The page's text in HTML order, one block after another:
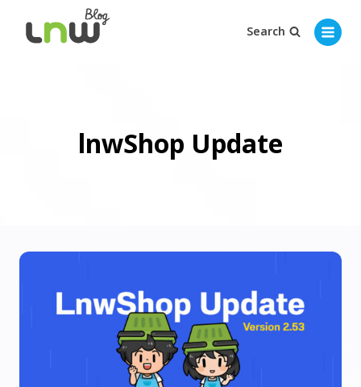
Search
lnwShop Update